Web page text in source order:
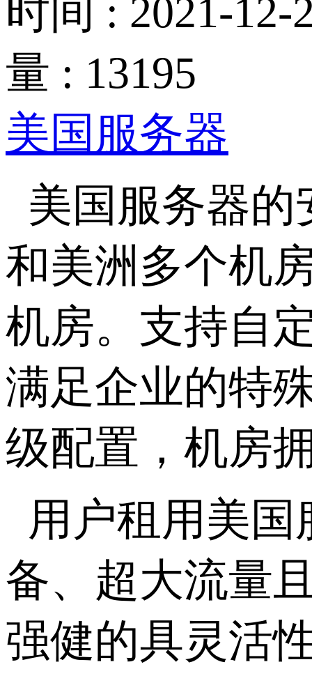
时间 : 2021-12-
量 : 13195
美国服务器
美国服务器
和美洲多个机
机房。支持自
满足企业的特
级配置，机房
用户租用美
备、超大流量
强健的具灵活